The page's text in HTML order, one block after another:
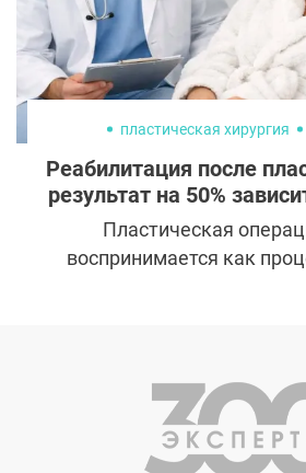
реальности редкая
желез ограничивается
увеличением, ведь
случаи, о которых редко
например, тубулярная
пластическая хирургия
Реабилитация после
результат на 50%
Пластическая
воспринимается как
внешность как данность. В
устроено иначе. Операция
первым этапом. Итог